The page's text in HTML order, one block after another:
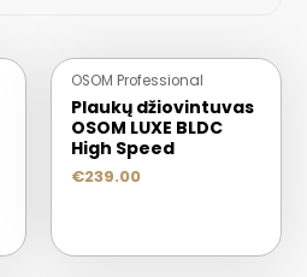
OSOM Professional
Plaukų džiovintuvas
OSOM LUXE BLDC
High Speed
€239.00